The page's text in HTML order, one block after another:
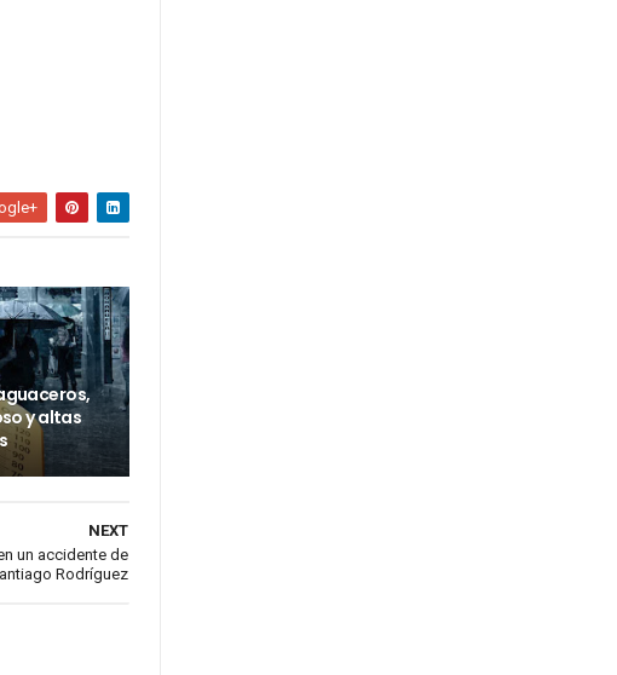
y altas
NEXT
un accidente de
Rodríguez